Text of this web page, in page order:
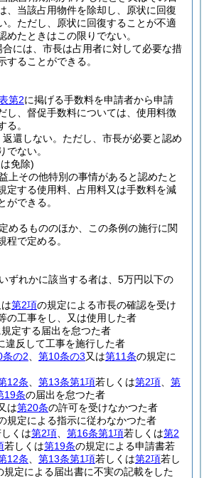
、当該占用物件を除却し、原状に回復
。 ただし、原状に回復することが不適
めたときはこの限りでない。
合には、市長は占用者に対して必要な措
することができる。
第2に掲げる手数料を申請者から申請
し、督促手数料については、使用料徴
る。
還しない。 ただし、市長が必要と認め
でない。
免除)
上その他特別の事情があると認めたと
定する使用料、占用料又は手数料を減
ができる。
めるもののほか、この条例の施行に関
程で定める。
ずれかに該当する者は、5万円以下の
第2項の規定による市長の確認を受け
の工事をし、又は使用した者
規定する届出を怠つた者
違反して工事を施行した者
条の2 第10条の3又は第11条の規定に
12条 第13条第1項若しくは第2項
第
19条の届出を怠つた者
は第20条の許可を受けなかつた者
規定による指示に従わなかつた者
くは第2項 第16条第1項若しくは第2
若しくは第19条の規定による申請書若
12条 第13条第1項若しくは第2項若し
規定による届出書に不実の記載をした